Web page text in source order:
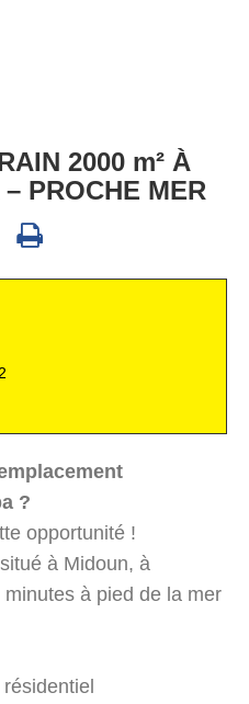
2000 m² À
PROCHE MER
?
opportunité !
à Midoun, à
à pied de la mer